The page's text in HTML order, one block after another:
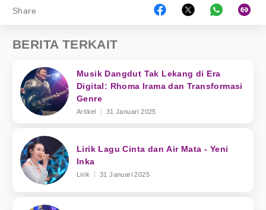
Share
BERITA TERKAIT
Musik Dangdut Tak Lekang di Era
Digital: Rhoma Irama dan Transformasi
Genre
Artikel 31 Januari 2025
Lirik Lagu Cinta dan Air Mata - Yeni
Inka
Lirik 31 Januari 2025